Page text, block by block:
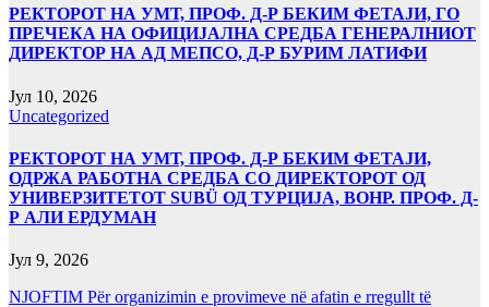
РЕКТОРОТ НА УМТ, ПРОФ. Д-Р БЕКИМ ФЕТАЈИ, ГО
ПРЕЧЕКА НА ОФИЦИЈАЛНА СРЕДБА ГЕНЕРАЛНИОТ
ДИРЕКТОР НА АД МЕПСО, Д-Р БУРИМ ЛАТИФИ
Јул 10, 2026
Uncategorized
РЕКТОРОТ НА УМТ, ПРОФ. Д-Р БЕКИМ ФЕТАЈИ,
ОДРЖА РАБОТНА СРЕДБА СО ДИРЕКТОРОТ ОД
УНИВЕРЗИТЕТОТ SUBÜ ОД ТУРЦИЈА, ВОНР. ПРОФ. Д-
Р АЛИ ЕРДУМАН
Јул 9, 2026
NJOFTIM Për organizimin e provimeve në afatin e rregullt të